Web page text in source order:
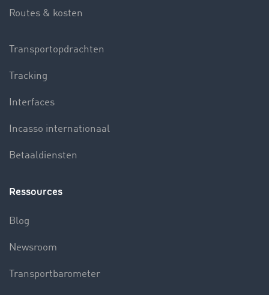
Routes & kosten
Transportopdrachten
Tracking
Interfaces
Incasso internationaal
Betaaldiensten
Ressources
Blog
Newsroom
Transportbarometer